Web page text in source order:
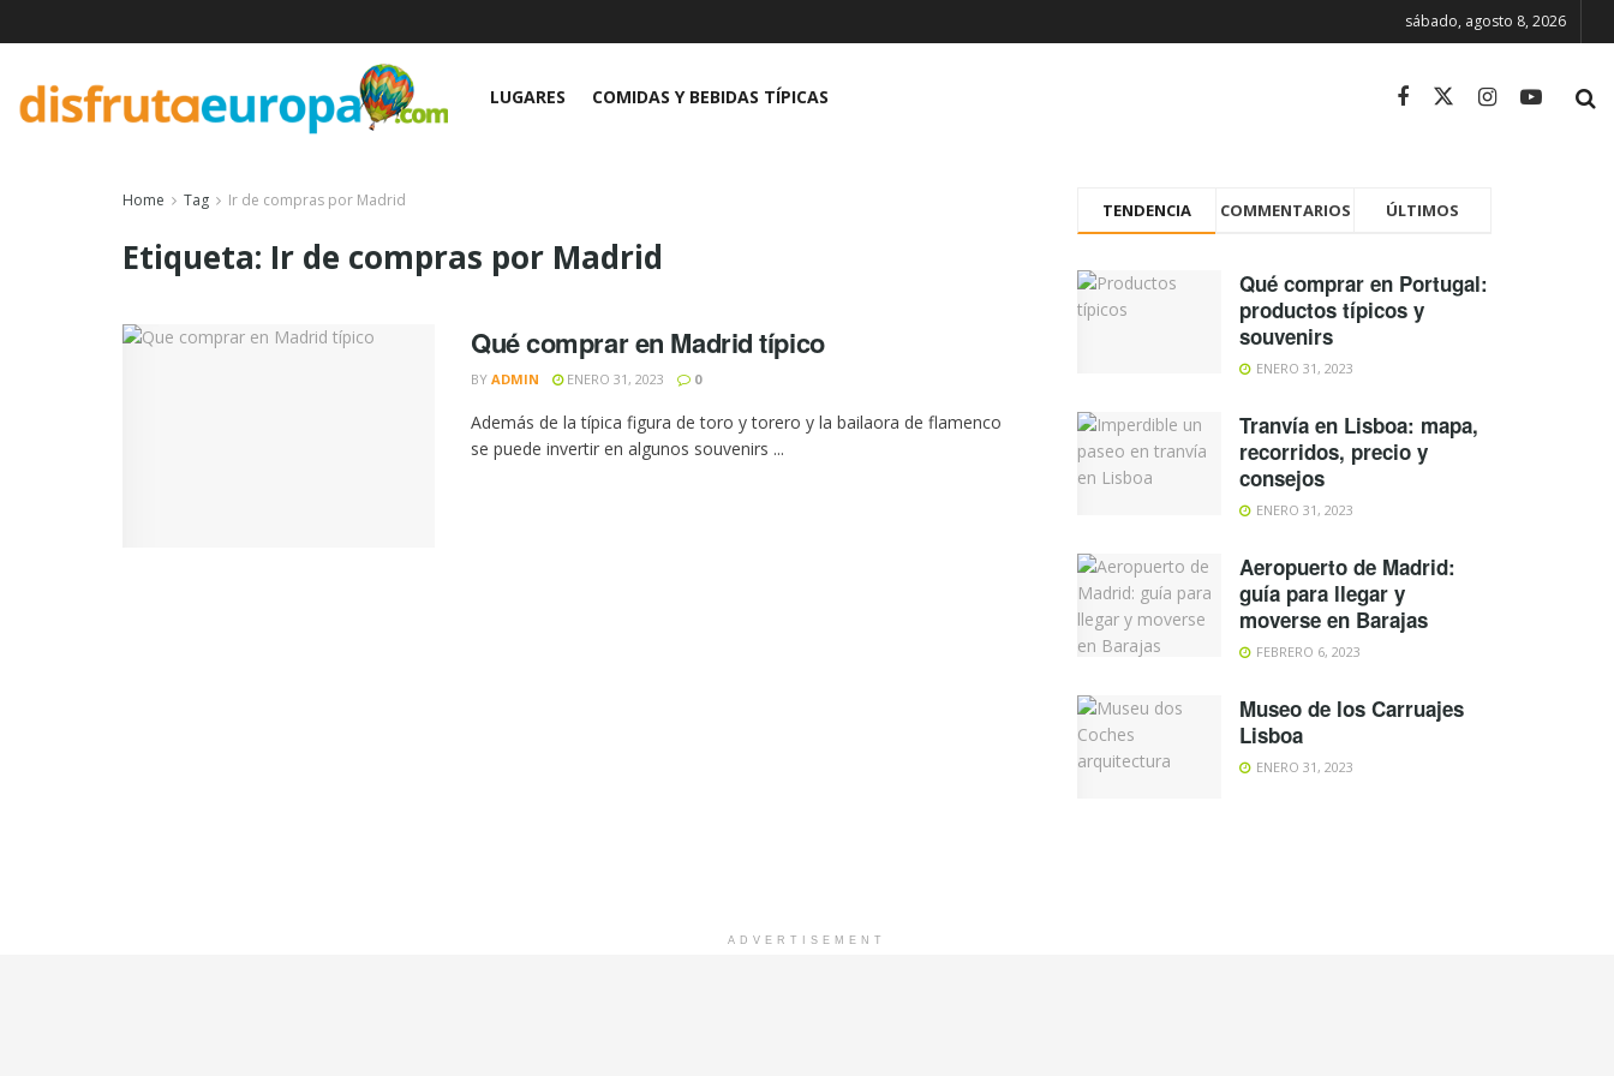
sábado, agosto 8, 2026
LUGARES COMIDAS Y BEBIDAS TÍPICAS
Home Tag Ir de compras por Madrid
Etiqueta: Ir de compras por Madrid
Qué comprar en Madrid típico
BY ADMIN ENERO 31, 2023 0
Además de la típica figura de toro y torero y la bailaora de flamenco
se puede invertir en algunos souvenirs ...
TENDENCIA COMMENTARIOS ÚLTIMOS
Qué comprar en Portugal:
productos típicos y
souvenirs
ENERO 31, 2023
Tranvía en Lisboa: mapa,
recorridos, precio y
consejos
ENERO 31, 2023
Aeropuerto de Madrid:
guía para llegar y
moverse en Barajas
FEBRERO 6, 2023
Museo de los Carruajes
Lisboa
ENERO 31, 2023
ADVERTISEMENT